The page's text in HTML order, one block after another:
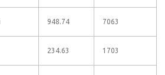
948.74 7063
234.63 1703